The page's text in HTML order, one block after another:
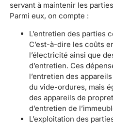
servant à maintenir les
Parmi eux, on compte :
L’entretien des parties
C’est-à-dire les coûts
l’électricité ainsi que
d’entretien. Ces
l’entretien des
du vide-ordures, mais
des appareils de
d’entretien de
L’exploitation des